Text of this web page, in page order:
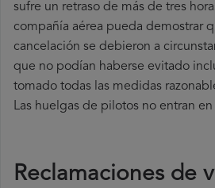
sufre un retraso de más de tres
compañía aérea pueda demostrar
cancelación se debieron a
que no podían haberse evitado
tomado todas las medidas
Las huelgas de pilotos no entran
Reclamaciones de